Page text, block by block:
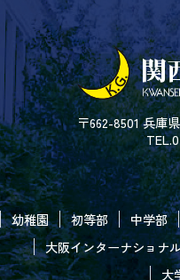
〒662-8501 兵庫
幼稚園 初等部 中学部
大阪インターナショナ
大